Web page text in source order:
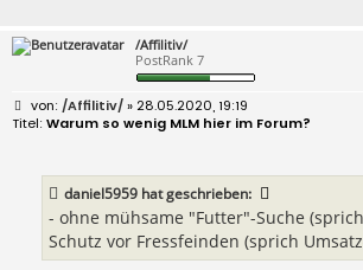
/Affilitiv/
PostRank 7
B
e
i
/Affilitiv/» 28.05.2020, 19:19
Warum so wenig MLM hier im Forum?
daniel5959 hat geschrieben:
- ohne mühsame "Futter"-Suche
Schutz vor Fressfeinden (sprich